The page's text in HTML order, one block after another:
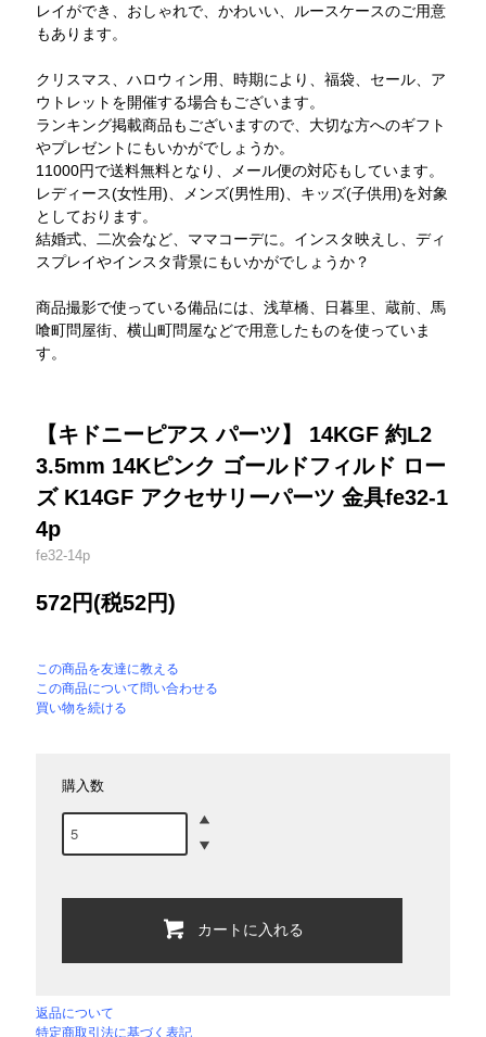
レイができ、おしゃれで、かわいい、ルースケースのご用意
もあります。
クリスマス、ハロウィン用、時期により、福袋、セール、ア
ウトレットを開催する場合もございます。
ランキング掲載商品もございますので、大切な方へのギフト
やプレゼントにもいかがでしょうか。
11000円で送料無料となり、メール便の対応もしています。
レディース(女性用)、メンズ(男性用)、キッズ(子供用)を対象
としております。
結婚式、二次会など、ママコーデに。インスタ映えし、ディ
スプレイやインスタ背景にもいかがでしょうか？
商品撮影で使っている備品には、浅草橋、日暮里、蔵前、馬
喰町問屋街、横山町問屋などで用意したものを使っていま
す。
【キドニーピアス パーツ】 14KGF 約L2
3.5mm 14Kピンク ゴールドフィルド ロー
ズ K14GF アクセサリーパーツ 金具fe32-1
4p
fe32-14p
572円(税52円)
この商品を友達に教える
この商品について問い合わせる
買い物を続ける
購入数
カートに入れる
返品について
特定商取引法に基づく表記